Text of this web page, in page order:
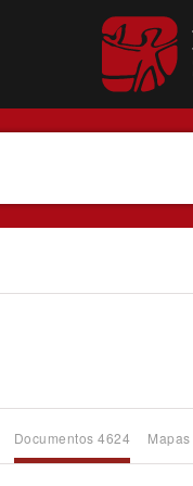
Documentos 4624